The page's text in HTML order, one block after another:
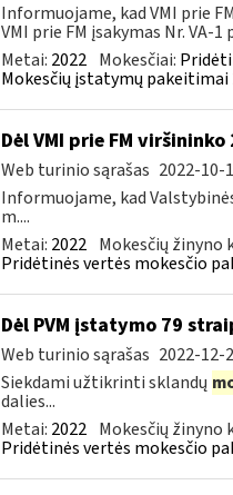
Informuojame, kad VMI prie
VMI prie FM įsakymas Nr. VA-
Metai: 2022 Mokesčiai:
Mokesčių įstatymų pakeitimai
Dėl VMI prie FM
Web turinio sąrašas 2022-10-
Informuojame, kad
m....
Metai: 2022 Mokesčių žinyno
Pridėtinės vertės mokesčio
Dėl PVM įstatymo 79
Web turinio sąrašas 2022-12-
Siekdami užtikrinti sklandų
dalies...
Metai: 2022 Mokesčių žinyno
Pridėtinės vertės mokesčio